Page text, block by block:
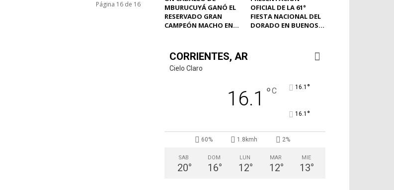
Página 16 de 16
MBURUCUYÁ GANÓ EL
RESERVADO GRAN
CAMPEÓN MACHO EN...
OFICIAL DE LA 61°
FIESTA NACIONAL DEL
DORADO EN BUENOS...
CORRIENTES, AR
Cielo Claro
16.1 °C 16.1 °
16.1 °
60% 1.8kmh 2%
SAB
20°
DOM
16°
LUN
12°
MAR
12°
MIE
13°